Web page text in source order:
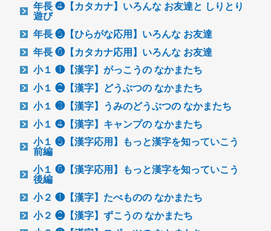
年長 ❹【カタカナ】いろんな お友達と しりとり
遊び
年長 ❺【ひらがな応用】いろんな お友達
年長 ❻【カタカナ応用】いろんな お友達
小１ ❶【漢字】がっこうの なかまたち
小１ ❷【漢字】どうぶつの なかまたち
小１ ❸【漢字】うみのどうぶつの なかまたち
小１ ❹【漢字】キャンプの なかまたち
小１ ❺【漢字応用】もっと漢字を知っていこう
前編
小１ ❻【漢字応用】もっと漢字を知っていこう
後編
小２ ❶【漢字】たべものの なかまたち
小２ ❷【漢字】ずこうの なかまたち